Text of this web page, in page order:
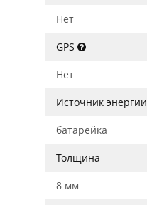
Нет
GPS
Нет
Источник энергии
батарейка
Толщина
8 мм